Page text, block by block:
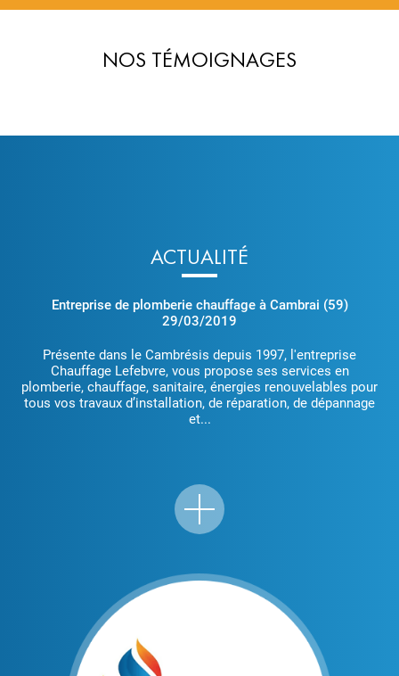
NOS TÉMOIGNAGES
ACTUALITÉ
Entreprise de plomberie chauffage à Cambrai (59)
29/03/2019
Présente dans le Cambrésis depuis 1997, l'entreprise
Chauffage Lefebvre, vous propose ses services en
plomberie, chauffage, sanitaire, énergies renouvelables pour
tous vos travaux d’installation, de réparation, de dépannage
et...